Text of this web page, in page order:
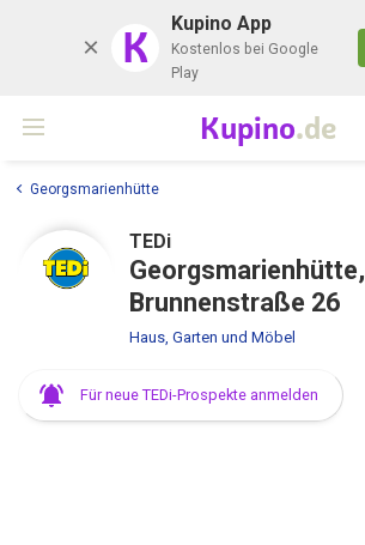
K Kupino App
Kostenlos bei Google
Play
Kupino.de
Georgsmarienhütte
TEDi
Georgsmarienhütte,
Brunnenstraße 26
Haus, Garten und Möbel
Für neue TEDi-Prospekte anmelden